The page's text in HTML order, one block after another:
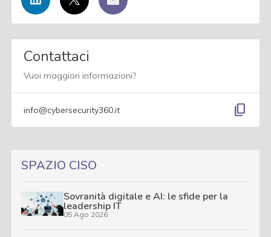
Contattaci
Vuoi maggiori informazioni?
info@cybersecurity360.it content_copy
SPAZIO CISO
Sovranità digitale e AI: le sfide per la
leadership IT
05 Ago 2026